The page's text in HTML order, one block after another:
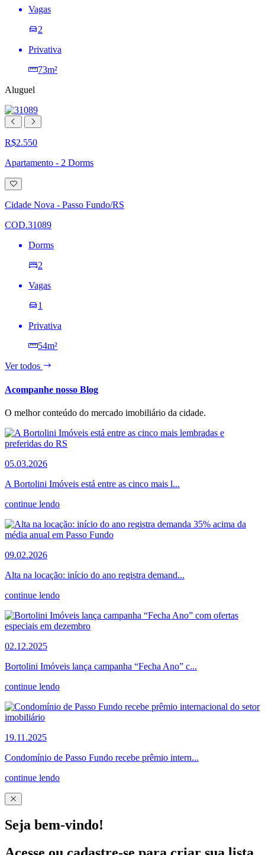
Vagas
2
Privativa
73m²
Aluguel
R$2.550
Apartamento - 2 Dorms
Adicionar
à
lista
de
Cidade Nova - Passo Fundo/RS
COD.31089
Dorms
2
Vagas
1
Privativa
54m²
Ver todos
Acompanhe nosso Blog
O melhor conteúdo do mercado imobiliário da cidade.
05.03.2026
A Bortolini Imóveis está entre as cinco mais l...
continue lendo
09.02.2026
Alta na locação: início do ano registra demand...
continue lendo
02.12.2025
Bortolini Imóveis lança campanha “Fecha Ano” c...
continue lendo
19.11.2025
Condomínio de Passo Fundo recebe prêmio intern...
continue lendo
Seja bem-vindo!